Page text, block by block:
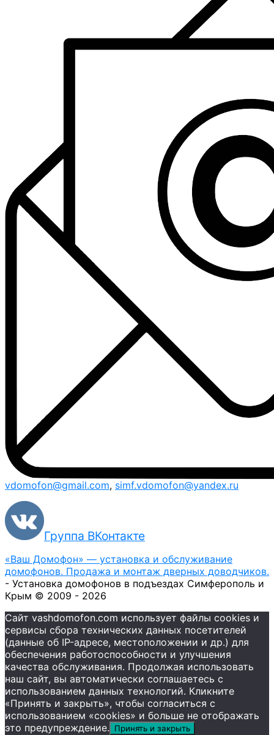
vdomofon@gmail.com, simf.vdomofon@yandex.ru
Группа ВКонтакте
«Ваш Домофон» — установка и обслуживание
домофонов. Продажа и монтаж дверных доводчиков.
- Установка домофонов в подъездах Симферополь и
Крым © 2009 - 2026
Сайт vashdomofon.com использует файлы cookies и
сервисы сбора технических данных посетителей
(данные об IP-адресе, местоположении и др.) для
обеспечения работоспособности и улучшения
качества обслуживания. Продолжая использовать
наш сайт, вы автоматически соглашаетесь с
использованием данных технологий. Кликните
«Принять и закрыть», чтобы согласиться с
использованием «cookies» и больше не отображать
это предупреждение.
Принять и закрыть